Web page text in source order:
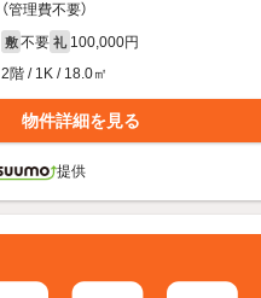
（管理費不要）
敷 不要 礼 100,000円
2階 / 1K / 18.0㎡
物件詳細を見る
提供